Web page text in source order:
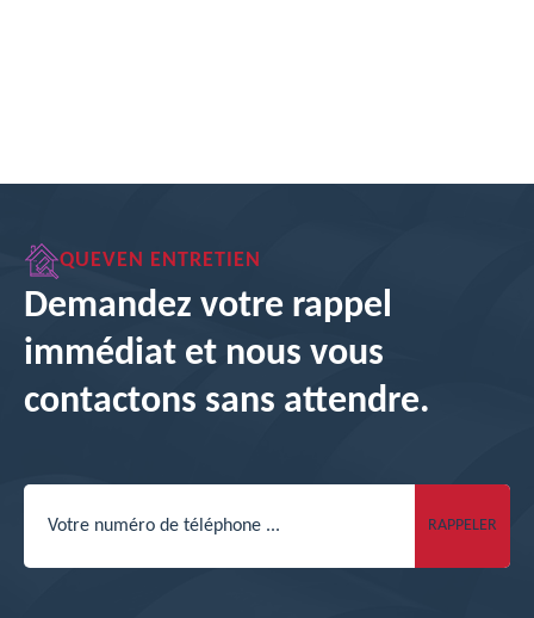
QUEVEN ENTRETIEN
Demandez votre rappel
immédiat et nous vous
contactons sans attendre.